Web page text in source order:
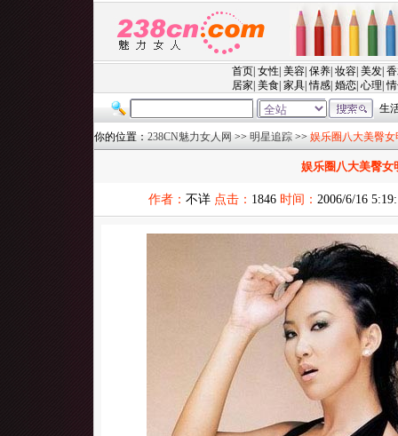
你的位置： 238CN魅力女人网 >> 明星追踪 >> 娱乐圈八大美臀女
娱乐圈八大美臀女
作者： 不详 点击： 1846 时间： 2006/6/16